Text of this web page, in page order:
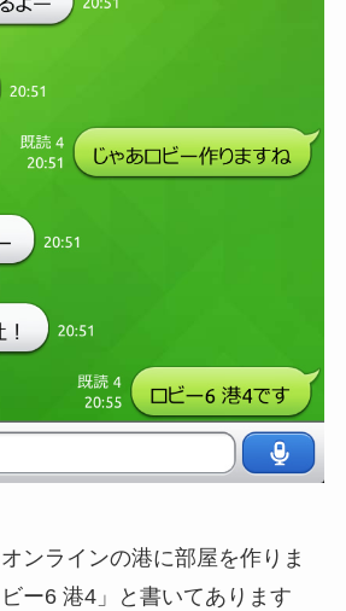
ンラインの港に部屋を作りま
ー6 港4」と書いてあります